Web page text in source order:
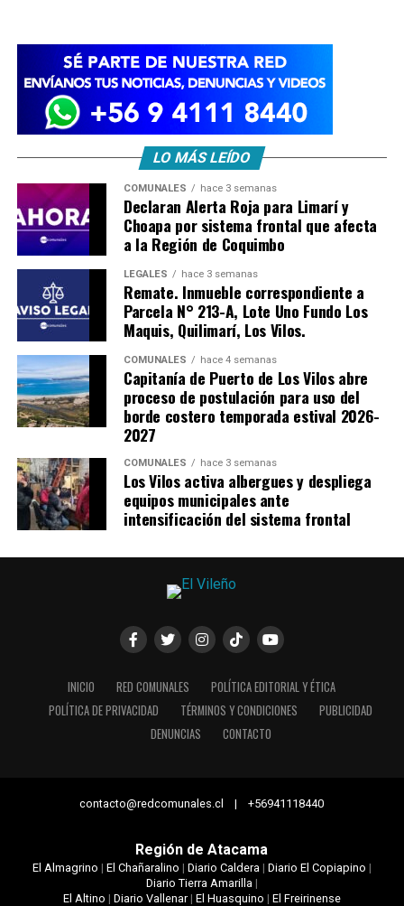
LO MÁS LEÍDO
COMUNALES hace 3 semanas
Declaran Alerta Roja para Limarí y
Choapa por sistema frontal que afecta
a la Región de Coquimbo
LEGALES hace 3 semanas
Remate. Inmueble correspondiente a
Parcela N° 213-A, Lote Uno Fundo Los
Maquis, Quilimarí, Los Vilos.
COMUNALES hace 4 semanas
Capitanía de Puerto de Los Vilos abre
proceso de postulación para uso del
borde costero temporada estival 2026-
2027
COMUNALES hace 3 semanas
Los Vilos activa albergues y despliega
equipos municipales ante
intensificación del sistema frontal
INICIO RED COMUNALES
POLÍTICA EDITORIAL Y ÉTICA
POLÍTICA DE PRIVACIDAD
TÉRMINOS Y CONDICIONES
PUBLICIDAD
DENUNCIAS
CONTACTO
contacto@redcomunales.cl | +56941118440
Región de Atacama
El Almagrino | El Chañaralino | Diario Caldera | Diario El Copiapino |
Diario Tierra Amarilla |
El Altino | Diario Vallenar| El Huasquino | El Freirinense